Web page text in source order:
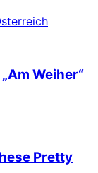
Weiher“
Pretty